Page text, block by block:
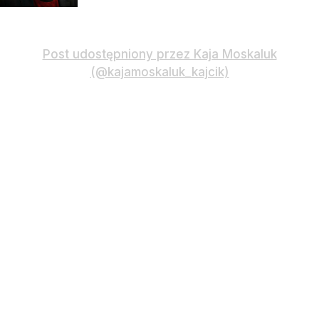
Post udostępniony przez Kaja Moskaluk
(@kajamoskaluk_kajcik)